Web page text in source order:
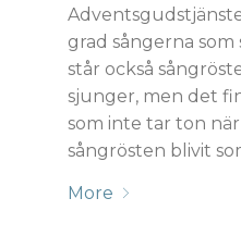
grad sångerna
står också
sjunger, men det
som inte tar ton
sångrösten blivit
More